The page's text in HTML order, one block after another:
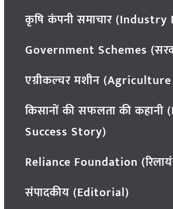
कृषि कंपनी समाचार (Industry
Government Schemes
एग्रीकल्चर मशीन
किसानों की सफलता की कहानी
Success Story)
Reliance Foundation
संपादकीय (Editorial)